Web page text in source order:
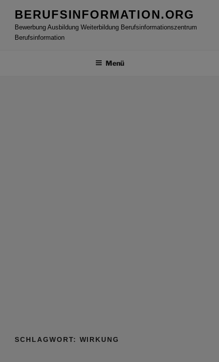
Inhalt
springen
BERUFSINFORMATION.ORG
Bewerbung Ausbildung Weiterbildung Berufsinformationszentrum
Berufsinformation
Menü
SCHLAGWORT: WIRKUNG